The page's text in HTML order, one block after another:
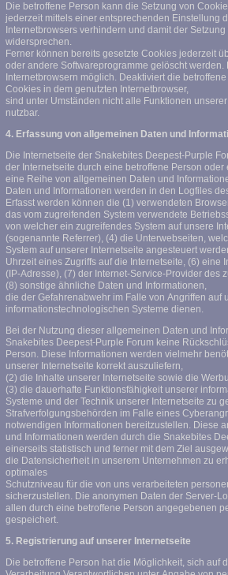
Die betroffene Person kann die Setzung von
jederzeit mittels einer entsprechenden Einstellung
Internetbrowsers verhindern und damit der
widersprechen.
Ferner können bereits gesetzte Cookies jederzeit
oder andere Softwareprogramme gelöscht
Internetbrowsern möglich. Deaktiviert die
Cookies in dem genutzten Internetbrowser,
sind unter Umständen nicht alle Funktionen
nutzbar.
4. Erfassung von allgemeinen Daten und
Die Internetseite der Snakebites Deepest-Purple
der Internetseite durch eine betroffene Person oder
eine Reihe von allgemeinen Daten und
Daten und Informationen werden in den Logfiles
Erfasst werden können die (1) verwendeten
das vom zugreifenden System verwendete
von welcher ein zugreifendes System auf unsere
(sogenannte Referrer), (4) die Unterwebseiten,
System auf unserer Internetseite angesteuert
Uhrzeit eines Zugriffs auf die Internetseite, (6) eine
(IP-Adresse), (7) der Internet-Service-Provider des
(8) sonstige ähnliche Daten und Informationen,
die der Gefahrenabwehr im Falle von Angriffen auf
informationstechnologischen Systeme dienen.
Bei der Nutzung dieser allgemeinen Daten und
Snakebites Deepest-Purple Forum keine
Person. Diese Informationen werden vielmehr
unserer Internetseite korrekt auszuliefern,
(2) die Inhalte unserer Internetseite sowie die
(3) die dauerhafte Funktionsfähigkeit unserer
Systeme und der Technik unserer Internetseite zu
Strafverfolgungsbehörden im Falle eines
notwendigen Informationen bereitzustellen. Diese
und Informationen werden durch die Snakebites
einerseits statistisch und ferner mit dem Ziel
die Datensicherheit in unserem Unternehmen zu
optimales
Schutzniveau für die von uns verarbeiteten
sicherzustellen. Die anonymen Daten der Server-
allen durch eine betroffene Person angegebenen
gespeichert.
5. Registrierung auf unserer Internetseite
Die betroffene Person hat die Möglichkeit, sich auf